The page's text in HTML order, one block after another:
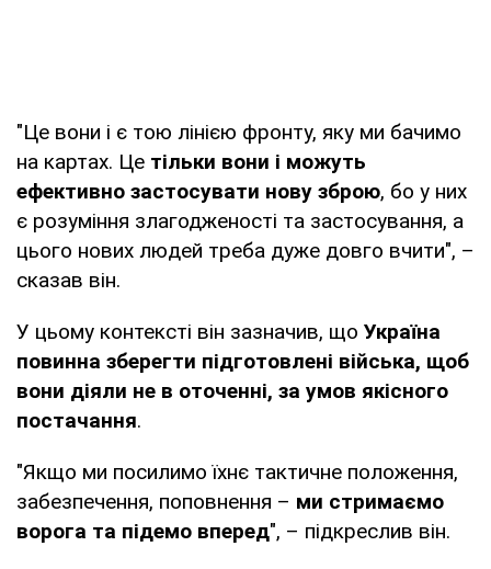
"Це вони і є тою лінією фронту, яку ми бачимо
на картах. Це тільки вони і можуть
ефективно застосувати нову зброю, бо у них
є розуміння злагодженості та застосування, а
цього нових людей треба дуже довго вчити", –
сказав він.
У цьому контексті він зазначив, що Україна
повинна зберегти підготовлені війська, щоб
вони діяли не в оточенні, за умов якісного
постачання.
"Якщо ми посилимо їхнє тактичне положення,
забезпечення, поповнення – ми стримаємо
ворога та підемо вперед", – підкреслив він.